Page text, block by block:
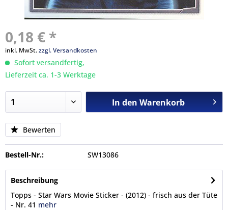
0,18 € *
inkl. MwSt.zzgl. Versandkosten
Sofort versandfertig,
Lieferzeit ca. 1-3 Werktage
In den Warenkorb
Bewerten
Bestell-Nr.: SW13086
Beschreibung
Topps - Star Wars Movie Sticker - (2012) - frisch aus der Tüte
- Nr. 41 mehr